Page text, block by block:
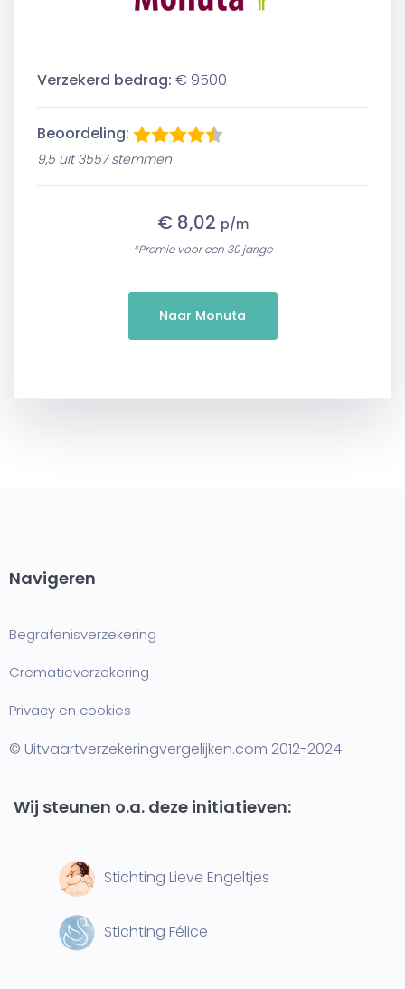
Verzekerd bedrag: € 9500
Beoordeling:
9,5 uit 3557 stemmen
€ 8,02 p/m
*Premie voor een 30 jarige
Naar Monuta
Navigeren
Begrafenisverzekering
Crematieverzekering
Privacy en cookies
© Uitvaartverzekeringvergelijken.com 2012-2024
Wij steunen o.a. deze initiatieven:
Stichting Lieve Engeltjes
Stichting Félice